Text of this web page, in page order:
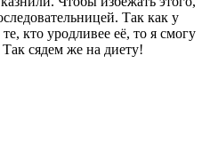
Так как у
кто уродливее её, то я смогу
сядем же на диету!